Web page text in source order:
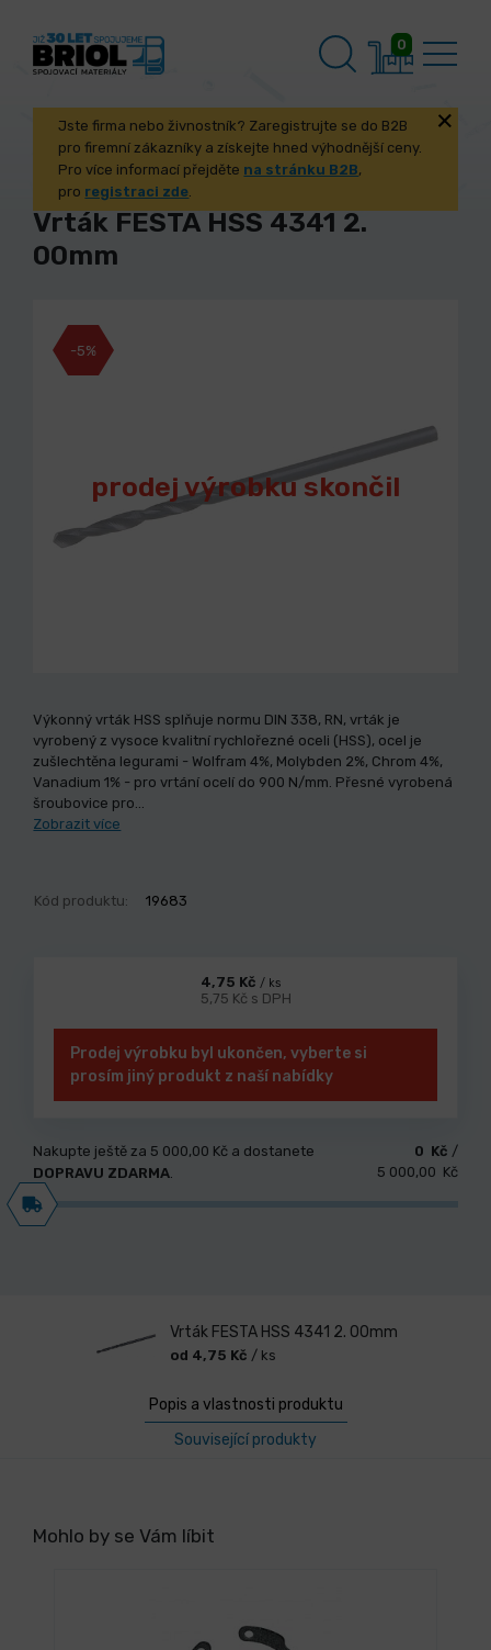
0
Jste firma nebo živnostník? Zaregistrujte se do B2B
pro firemní zákazníky a získejte hned výhodnější ceny.
Pro více informací přejděte na stránku B2B,
pro registraci zde.
Vrták FESTA HSS 4341 2.
00mm
prodej výrobku skončil
-5%
Výkonný vrták HSS splňuje normu DIN 338, RN, vrták je
vyrobený z vysoce kvalitní rychlořezné oceli (HSS), ocel je
zušlechtěna legurami - Wolfram 4%, Molybden 2%, Chrom 4%,
Vanadium 1% - pro vrtání ocelí do 900 N/mm. Přesné vyrobená
šroubovice pro…
Zobrazit více
Kód produktu: 19683
4,75 Kč / ks
5,75 Kč s DPH
Prodej výrobku byl ukončen, vyberte si
prosím jiný produkt z naší nabídky
Nakupte ještě za 5 000,00 Kč a dostanete
DOPRAVU ZDARMA.
0 Kč /
5 000,00 Kč
Vrták FESTA HSS 4341 2. 00mm
od 4,75 Kč / ks
Popis a vlastnosti produktu
Související produkty
Mohlo by se Vám líbit